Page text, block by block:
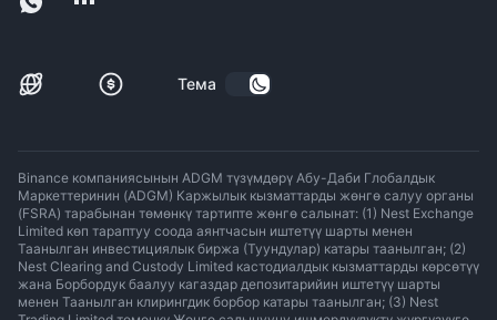
Тема
Binance компаниясынын ADGM түзүмдөрү Абу-Даби Глобалдык
Маркеттеринин (ADGM) Каржылык кызматтарды жөнгө салуу органы
(FSRA) тарабынан төмөнкү тартипте жөнгө салынат: (1) Nest Exchange
Limited көп тараптуу соода аянтчасын иштетүү шарты менен
Таанылган инвестициялык биржа (Туундулар) катары таанылган; (2)
Nest Clearing and Custody Limited кастодиалдык кызматтарды көрсөтүү
жана Борбордук баалуу кагаздар депозитарийин иштетүү шарты
менен Таанылган клирингдик борбор катары таанылган; (3) Nest